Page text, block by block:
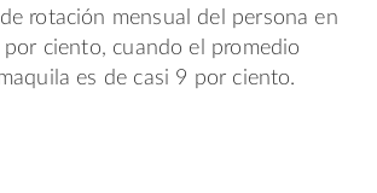
rotación mensual del persona en
por ciento, cuando el promedio
es de casi 9 por ciento.